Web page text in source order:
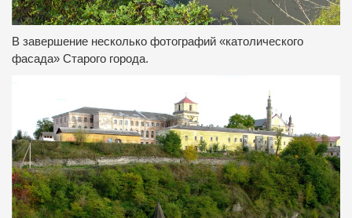
В завершение несколько фотографий «католического
фасада» Старого города.